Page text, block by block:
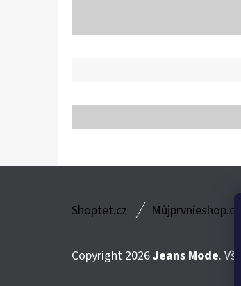
Shoptet.cz
Můjprvníeshop.cz
Copyright 2026Jeans Mode.